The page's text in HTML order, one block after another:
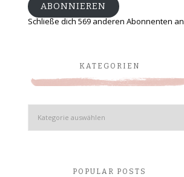
ABONNIEREN
Schließe dich 569 anderen Abonnenten an
KATEGORIEN
Kategorien
POPULAR POSTS